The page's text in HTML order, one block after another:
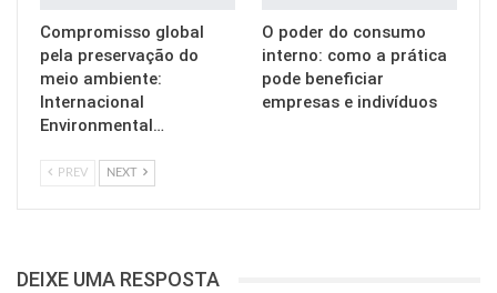
Compromisso global
pela preservação do
meio ambiente:
Internacional
Environmental…
O poder do consumo
interno: como a prática
pode beneficiar
empresas e indivíduos
PREV NEXT
DEIXE UMA RESPOSTA